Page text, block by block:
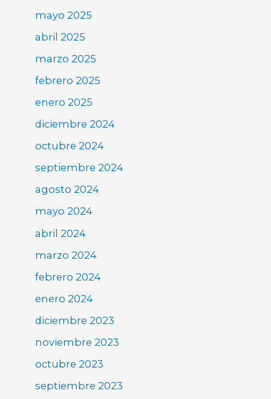
mayo 2025
abril 2025
marzo 2025
febrero 2025
enero 2025
diciembre 2024
octubre 2024
septiembre 2024
agosto 2024
mayo 2024
abril 2024
marzo 2024
febrero 2024
enero 2024
diciembre 2023
noviembre 2023
octubre 2023
septiembre 2023